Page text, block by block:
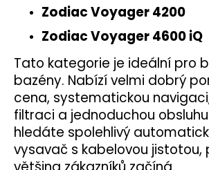
Zodiac Voyager 4200
Zodiac Voyager 4600 iQ
Tato kategorie je ideální pro
bazény. Nabízí velmi dobrý
cena, systematickou
filtraci a jednoduchou
hledáte spolehlivý
vysavač s kabelovou jistotou,